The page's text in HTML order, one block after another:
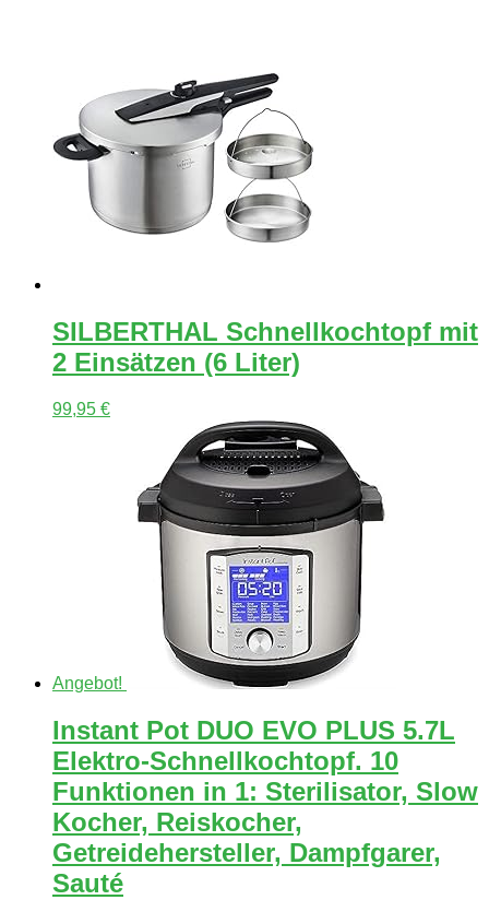
SILBERTHAL Schnellkochtopf mit
2 Einsätzen (6 Liter)
99,95 €
Angebot!
Instant Pot DUO EVO PLUS 5.7L
Elektro-Schnellkochtopf. 10
Funktionen in 1: Sterilisator, Slow
Kocher, Reiskocher,
Getreidehersteller, Dampfgarer,
Sauté